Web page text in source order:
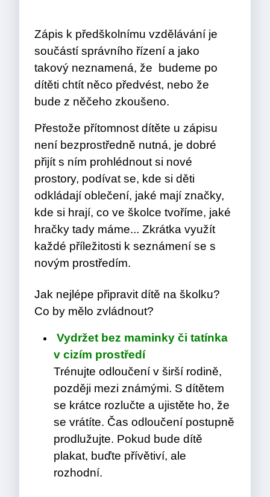
Zápis k předškolnímu vzdělávání je
součástí správního řízení a jako
takový neznamená, že budeme po
dítěti chtít něco předvést, nebo že
bude z něčeho zkoušeno.
Přestože přítomnost dítěte u zápisu
není bezprostředně nutná, je dobré
přijít s ním prohlédnout si nové
prostory, podívat se, kde si děti
odkládají oblečení, jaké mají značky,
kde si hrají, co ve školce tvoříme, jaké
hračky tady máme... Zkrátka využít
každé příležitosti k seznámení se s
novým prostředím.
Jak nejlépe připravit dítě na školku?
Co by mělo zvládnout?
Vydržet bez maminky či tatínka
v cizím prostředí
Trénujte odloučení v širší rodině,
později mezi známými. S dítětem
se krátce rozlučte a ujistěte ho, že
se vrátíte. Čas odloučení postupně
prodlužujte. Pokud bude dítě
plakat, buďte přívětiví, ale
rozhodní.